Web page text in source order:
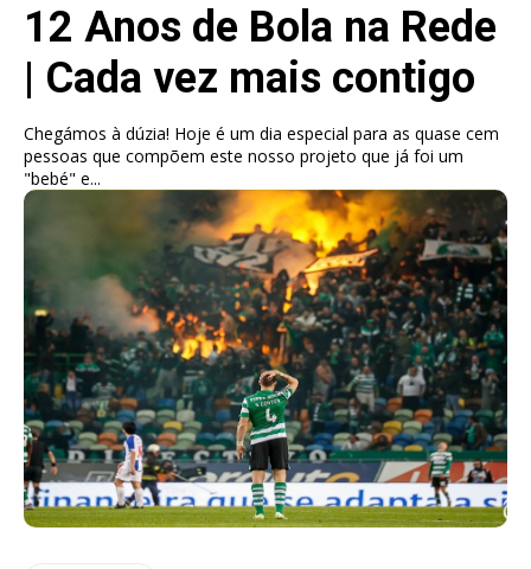
12 Anos de Bola na Rede
| Cada vez mais contigo
Chegámos à dúzia! Hoje é um dia especial para as quase cem
pessoas que compõem este nosso projeto que já foi um
"bebé" e...